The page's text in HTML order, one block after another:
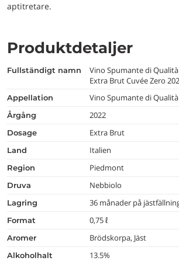
aptitretare.
Produktdetaljer
fullständigt namn
Vino Spumante di
Extra Brut Cuvée Zero
appellation Vino Spumante di Qualità
årgång 2022
dosage Extra Brut
land Italien
region Piedmont
druva Nebbiolo
lagring 36 månader på
format 0,75 ℓ
aromer Brödskorpa, Jäst
alkoholhalt 13.5%